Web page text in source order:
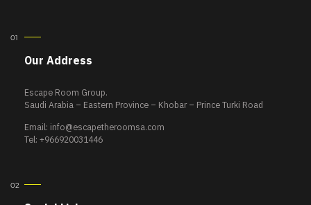
Our Address
Escape Room Group.
Saudi Arabia – Eastern Province – Khobar – Prince Turki Road
Email: info@escapetheroomsa.com
Tel: +966920031446